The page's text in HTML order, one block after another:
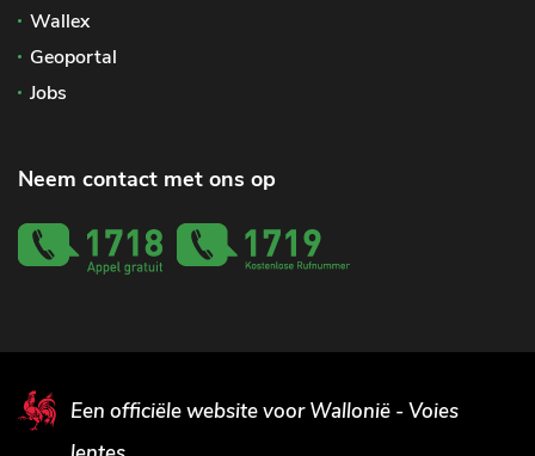
Wallex
Geoportal
Jobs
Neem contact met ons op
Een officiële website voor Wallonië - Voies